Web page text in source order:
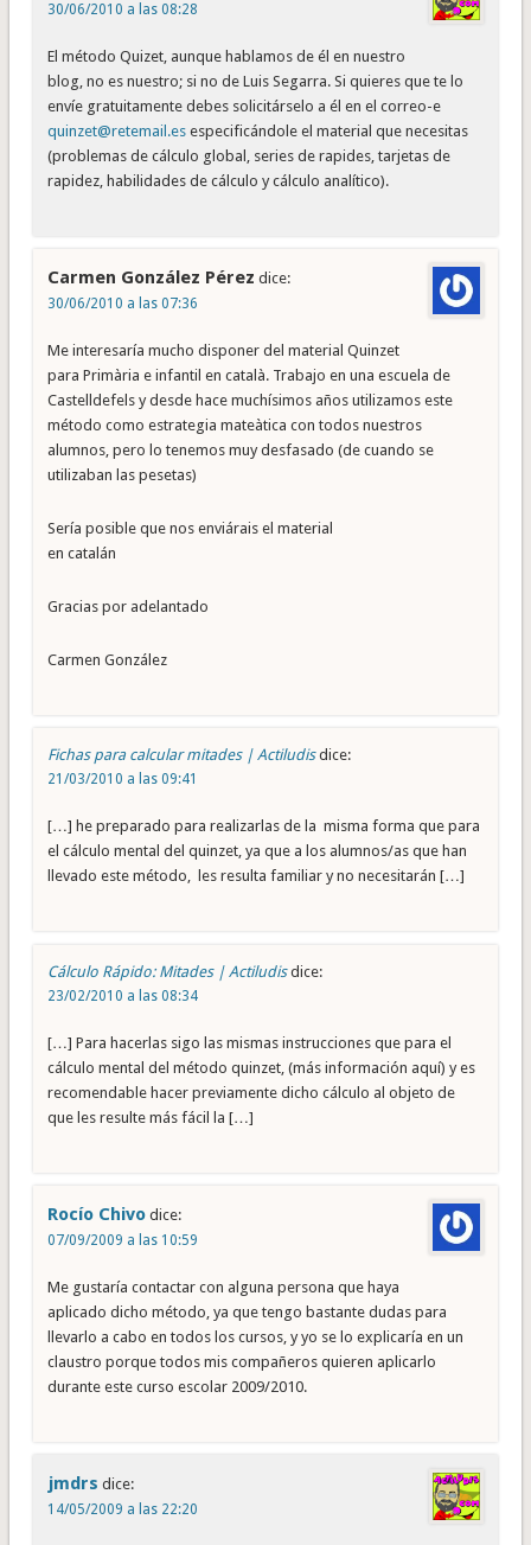
30/06/2010 a las 08:28
El método Quizet, aunque hablamos de él en nuestro
blog, no es nuestro; si no de Luis Segarra. Si quieres que te lo
envíe gratuitamente debes solicitárselo a él en el correo-e
quinzet@retemail.esespecificándole el material que necesitas
(problemas de cálculo global, series de rapides, tarjetas de
rapidez, habilidades de cálculo y cálculo analítico).
Carmen González Pérez dice:
30/06/2010 a las 07:36
Me interesaría mucho disponer del material Quinzet
para Primària e infantil en català. Trabajo en una escuela de
Castelldefels y desde hace muchísimos años utilizamos este
método como estrategia mateàtica con todos nuestros
alumnos, pero lo tenemos muy desfasado (de cuando se
utilizaban las pesetas)
Sería posible que nos enviárais el material
en catalán
Gracias por adelantado
Carmen González
Fichas para calcular mitades | Actiludis dice:
21/03/2010 a las 09:41
[…] he preparado para realizarlas de la misma forma que para
el cálculo mental del quinzet, ya que a los alumnos/as que han
llevado este método, les resulta familiar y no necesitarán […]
Cálculo Rápido: Mitades | Actiludis dice:
23/02/2010 a las 08:34
[…] Para hacerlas sigo las mismas instrucciones que para el
cálculo mental del método quinzet, (más información aquí) y es
recomendable hacer previamente dicho cálculo al objeto de
que les resulte más fácil la […]
Rocío Chivo dice:
07/09/2009 a las 10:59
Me gustaría contactar con alguna persona que haya
aplicado dicho método, ya que tengo bastante dudas para
llevarlo a cabo en todos los cursos, y yo se lo explicaría en un
claustro porque todos mis compañeros quieren aplicarlo
durante este curso escolar 2009/2010.
jmdrs dice:
14/05/2009 a las 22:20